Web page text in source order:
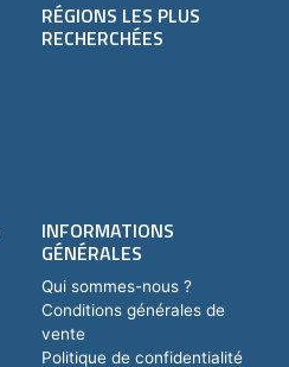
RÉGIONS LES PLUS
RECHERCHÉES
INFORMATIONS
GÉNÉRALES
Qui sommes-nous ?
Conditions générales de
vente
Politique de confidentialité